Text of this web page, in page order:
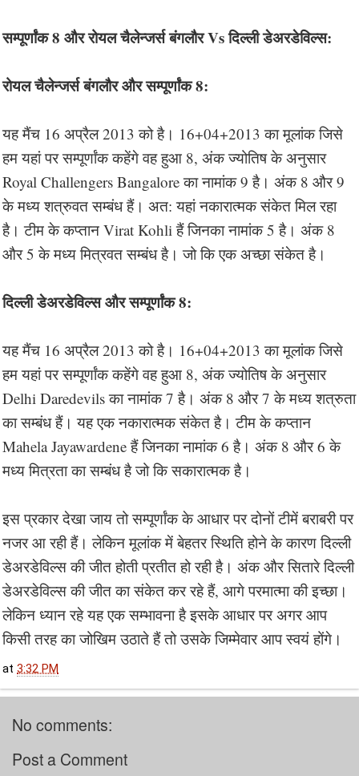
सम्पूर्णांक 8 और रोयल चैलेन्जर्स बंगलौर Vs दिल्ली डेअरडेविल्स:
रोयल चैलेन्जर्स बंगलौर और सम्पूर्णांक 8:
यह मैंच 16 अप्रैल 2013 को है। 16+04+2013 का मूलांक जिसे
हम यहां पर सम्पूर्णांक कहेंगे वह हुआ 8, अंक ज्योतिष के अनुसार
Royal Challengers Bangalore का नामांक 9 है। अंक 8 और 9
के मध्य शत्रुवत सम्बंध हैं। अत: यहां नकारात्मक संकेत मिल रहा
है। टीम के कप्तान Virat Kohli हैं जिनका नामांक 5 है। अंक 8
और 5 के मध्य मित्रवत सम्बंध है। जो कि एक अच्छा संकेत है।
दिल्ली डेअरडेविल्स और सम्पूर्णांक 8:
यह मैंच 16 अप्रैल 2013 को है। 16+04+2013 का मूलांक जिसे
हम यहां पर सम्पूर्णांक कहेंगे वह हुआ 8, अंक ज्योतिष के अनुसार
Delhi Daredevils का नामांक 7 है। अंक 8 और 7 के मध्य शत्रुता
का सम्बंध हैं। यह एक नकारात्मक संकेत है। टीम के कप्तान
Mahela Jayawardene हैं जिनका नामांक 6 है। अंक 8 और 6 के
मध्य मित्रता का सम्बंध है जो कि सकारात्मक है।
इस प्रकार देखा जाय तो सम्पूर्णांक के आधार पर दोनों टीमें बराबरी पर
नजर आ रही हैं। लेकिन मूलांक में बेहतर स्थिति होने के कारण दिल्ली
डेअरडेविल्स की जीत होती प्रतीत हो रही है। अंक और सितारे दिल्ली
डेअरडेविल्स की जीत का संकेत कर रहे हैं, आगे परमात्मा की इच्छा।
लेकिन ध्यान रहे यह एक सम्भावना है इसके आधार पर अगर आप
किसी तरह का जोखिम उठाते हैं तो उसके जिम्मेवार आप स्वयं होंगे।
at 3:32 PM
No comments:
Post a Comment